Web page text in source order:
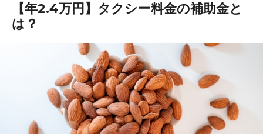
【年2.4万円】タクシー料金の補助金と
は？